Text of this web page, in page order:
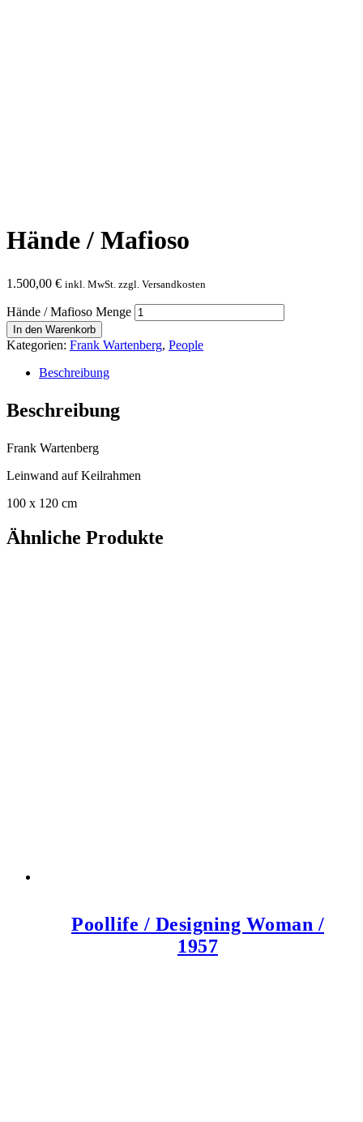
Hände / Mafioso
1.500,00 € inkl. MwSt. zzgl. Versandkosten
Hände / Mafioso Menge
In den Warenkorb
Kategorien: Frank Wartenberg, People
Beschreibung
Beschreibung
Frank Wartenberg
Leinwand auf Keilrahmen
100 x 120 cm
Ähnliche Produkte
Poollife / Designing Woman /
1957